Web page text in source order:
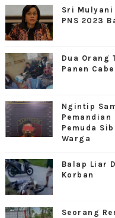
Sri Mulyani
PNS 2023
Dua Orang
Panen
Ngintip
Pemandian
Pemuda
Warga
Balap Liar
Korban
Seorang